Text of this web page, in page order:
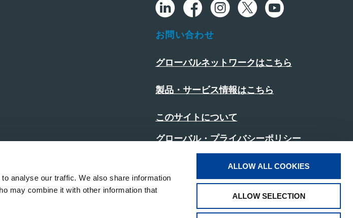
analyse our traffic. We also share information
may combine it with other information that
ALLOW ALL COOKIES
ALLOW SELECTION
お問い合わせ
グローバルネットワークはこちら
製品・サービス情報はこちら
このサイトについて
グローバル・プライバシーポリシー
クッキーポリシー
ソーシャルメディアポリシー